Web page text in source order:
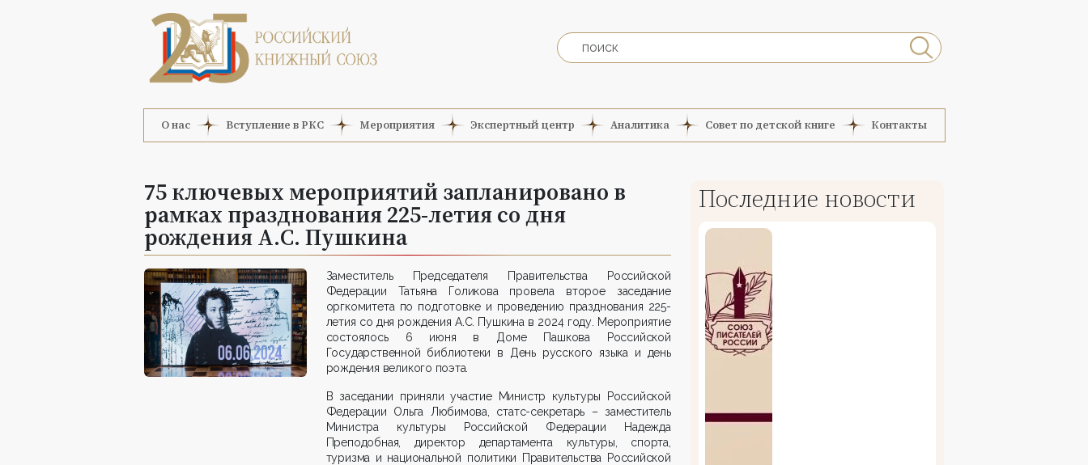
О нас Вступление в РКС Мероприятия Экспертный центр Аналитика Совет по детской книге Контакты
75 ключевых мероприятий запланировано в
рамках празднования 225-летия со дня
рождения А.С. Пушкина
Заместитель Председателя Правительства Российской
Федерации Татьяна Голикова провела второе заседание
оргкомитета по подготовке и проведению празднования 225-
летия со дня рождения А.С. Пушкина в 2024 году. Мероприятие
состоялось 6 июня в Доме Пашкова Российской
Государственной библиотеки в День русского языка и день
рождения великого поэта.
В заседании приняли участие Министр культуры Российской
Федерации Ольга Любимова, статс-секретарь – заместитель
Министра культуры Российской Федерации Надежда
Преподобная, директор департамента культуры, спорта,
туризма и национальной политики Правительства Российской
Последние новости